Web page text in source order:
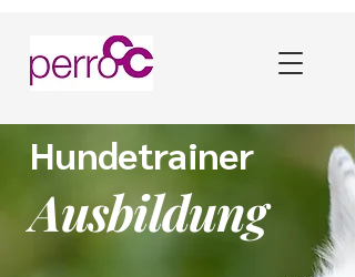
Hundetrainer
Ausbildung